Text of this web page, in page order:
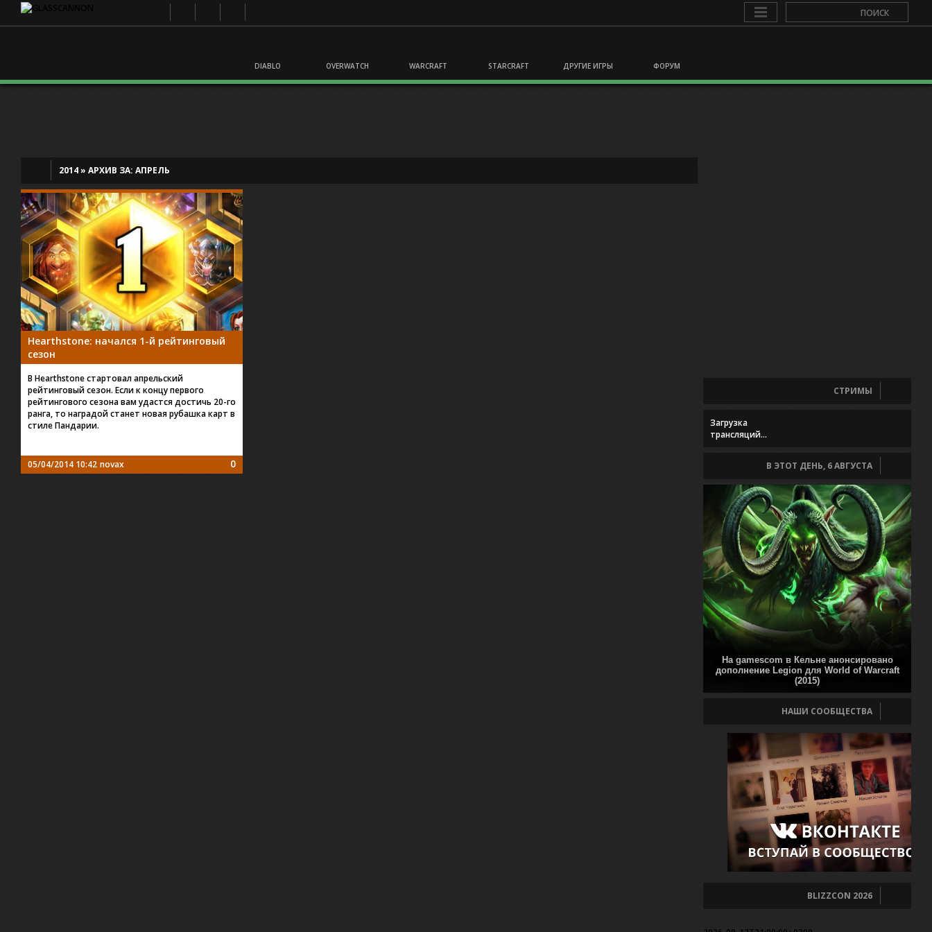
DIABLO OVERWATCH WARCRAFT STARCRAFT ДРУГИЕ ИГРЫ ФОРУМ
2014» АРХИВ ЗА: АПРЕЛЬ
Hearthstone: начался 1-й рейтинговый
сезон
В Hearthstone стартовал апрельский
рейтинговый сезон. Если к концу первого
рейтингового сезона вам удастся достичь 20-го
ранга, то наградой станет новая рубашка карт в
стиле Пандарии.
05/04/2014 10:42 novax 0
СТРИМЫ
Загрузка
трансляций...
В ЭТОТ ДЕНЬ, 6 АВГУСТА
На gamescom в Кельне анонсировано
дополнение Legion для World of Warcraft
(2015)
НАШИ СООБЩЕСТВА
BLIZZCON 2026